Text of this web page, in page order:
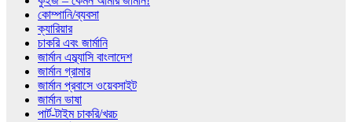
কোম্পানি/ব্যবসা
ক্যারিয়ার
চাকরি এবং জার্মানি
জার্মান এম্ব্যাসি বাংলাদেশ
জার্মান গ্রামার
জার্মান প্রবাসে ওয়েবসাইট
জার্মান ভাষা
পার্ট-টাইম চাকরি/খরচ